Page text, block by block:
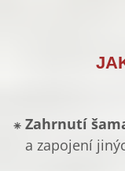
⁕ Zahrnutí
a zapojení